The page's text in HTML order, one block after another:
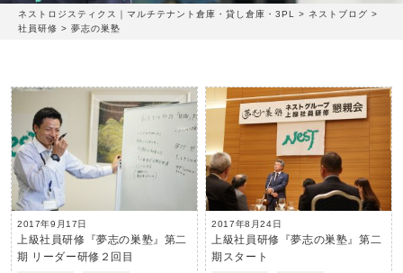
ネストロジスティクス｜マルチテナント倉庫・貸し倉庫・3PL > ネストブログ >
社員研修 > 夢志の巣塾
2017年9月17日
上級社員研修『夢志の巣塾』第二
期 リーダー研修２回目
2017年8月24日
上級社員研修『夢志の巣塾』第二
期スタート